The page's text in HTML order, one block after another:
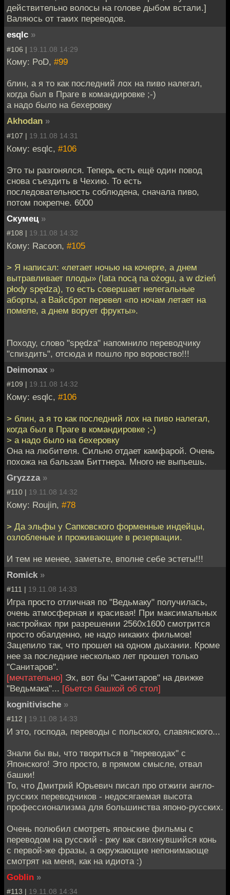
действительно волосы на голове дыбом встали.]
Валяюсь от таких переводов.
esqlc »
#106 | 19.11.08 14:29
Кому: PoD, #99
блин, а я то как последний лох на пиво налегал,
когда был в Праге в командировке ;-)
а надо было на бехеровку
Akhodan »
#107 | 19.11.08 14:31
Кому: esqlc, #106
Это ты разгонялся. Теперь есть ещё один повод
снова съездить в Чехию. То есть
последовательность соблюдена, сначала пиво,
потом покрепче. 6000
Скумец »
#108 | 19.11.08 14:32
Кому: Racoon, #105
> Я написал: «летает ночью на кочерге, а днем
вытравливает плоды» (lata nocą na ożogu, a w dzień
płody spędza), то есть совершает нелегальные
аборты, а Вайсброт перевел «по ночам летает на
помеле, а днем ворует фрукты».
Походу, слово "spędza" напомнило переводчику
"спиздить", отсюда и пошло про воровство!!!
Deimonax »
#109 | 19.11.08 14:32
Кому: esqlc, #106
> блин, а я то как последний лох на пиво налегал,
когда был в Праге в командировке ;-)
> а надо было на бехеровку
Она на любителя. Сильно отдает камфарой. Очень
похожа на бальзам Биттнера. Много не выпьешь.
Gryzzza »
#110 | 19.11.08 14:32
Кому: Roujin, #78
> Да эльфы у Сапковского форменные индейцы,
озлобленые и проживающие в резервации.
И тем не менее, заметьте, вполне себе эстеты!!!
Romick »
#111 | 19.11.08 14:33
Игра просто отличная по "Ведьмаку" получилась,
очень атмосферная и красивая! При максимальных
настройках при разрешении 2560х1600 смотрится
просто обалденно, не надо никаких фильмов!
Зацепило так, что прошел на одном дыхании. Кроме
нее за последние несколько лет прошел только
"Санитаров".
[мечтательно] Эх, вот бы "Санитаров" на движке
"Ведьмака"... [бьется башкой об стол]
kognitivische »
#112 | 19.11.08 14:33
И это, господа, переводы с польского, славянского...
Знали бы вы, что твориться в "переводах" с
Японского! Это просто, в прямом смысле, отвал
башки!
То, что Дмитрий Юрьевич писал про отжиги англо-
русских переводчиков - недосягаемая высота
профессионализма для большинства японо-русских.
Очень полюбил смотреть японские фильмы с
переводом на русский - ржу как свихнувшийся конь
с первой-же фразы, а окружающие непонимающе
смотрят на меня, как на идиота :)
Goblin »
#113 | 19.11.08 14:34